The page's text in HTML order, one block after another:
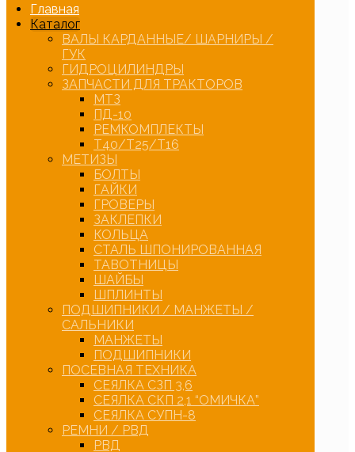
Главная
Каталог
ВАЛЫ КАРДАННЫЕ/ ШАРНИРЫ /
ГУК
ГИДРОЦИЛИНДРЫ
ЗАПЧАСТИ ДЛЯ ТРАКТОРОВ
МТЗ
ПД-10
РЕМКОМПЛЕКТЫ
Т40/Т25/Т16
МЕТИЗЫ
БОЛТЫ
ГАЙКИ
ГРОВЕРЫ
ЗАКЛЕПКИ
КОЛЬЦА
СТАЛЬ ШПОНИРОВАННАЯ
ТАВОТНИЦЫ
ШАЙБЫ
ШПЛИНТЫ
ПОДШИПНИКИ / МАНЖЕТЫ /
САЛЬНИКИ
МАНЖЕТЫ
ПОДШИПНИКИ
ПОСЕВНАЯ ТЕХНИКА
СЕЯЛКА СЗП 3,6
СЕЯЛКА СКП 2,1 “ОМИЧКА”
СЕЯЛКА СУПН-8
РЕМНИ / РВД
РВД